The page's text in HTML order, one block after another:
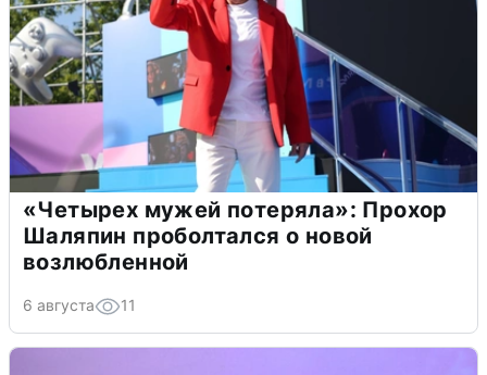
«Четырех мужей потеряла»: Прохор
Шаляпин проболтался о новой
возлюбленной
6 августа 11